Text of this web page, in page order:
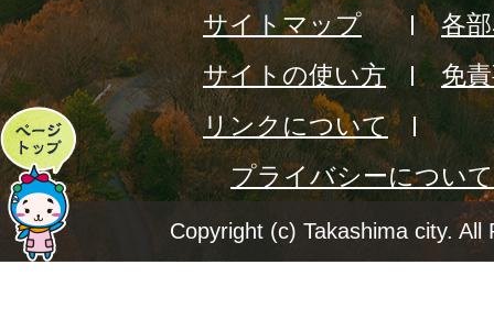
ペ
ー
ジ
サイトマップ
各
サイトの使い方
免
リンクについて
プライバシーについて
Copyright (c) Takashima city. All